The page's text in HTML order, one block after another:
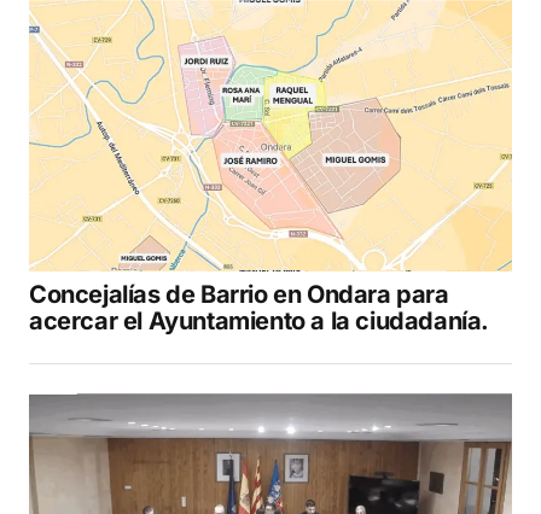
Concejalías de Barrio en Ondara para
acercar el Ayuntamiento a la ciudadanía.